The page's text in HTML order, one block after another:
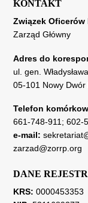
KONTAKT
Związek
Zarząd Główny
Adres do
ul. gen.
05-101 Nowy Dwór
Telefon
661-748-911 ; 602-
e-mail:
zarzad@zorrp.org
DANE
KRS: 0000453353